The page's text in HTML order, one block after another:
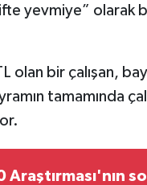
yevmiye” olarak
bir çalışan,
tamamında
Araştırması'nın